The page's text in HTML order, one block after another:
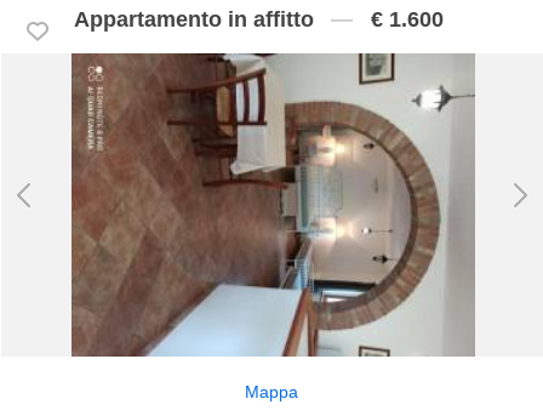
Appartamento in affitto € 1.600
Mappa